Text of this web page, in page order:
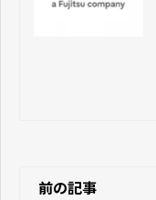
前の記事